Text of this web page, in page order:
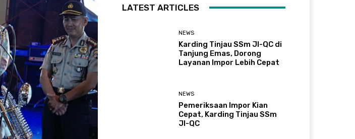
LATEST ARTICLES
NEWS
Karding Tinjau SSm JI-QC di
Tanjung Emas, Dorong
Layanan Impor Lebih Cepat
NEWS
Pemeriksaan Impor Kian
Cepat, Karding Tinjau SSm
JI-QC